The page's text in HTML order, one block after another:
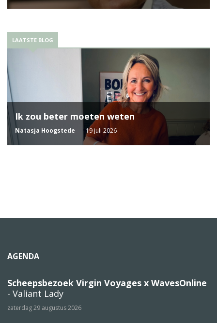
LAATSTE BLOG
Ik zou beter moeten weten
Natasja Hoogstede 19 juli 2026
AGENDA
Scheepsbezoek Virgin Voyages x WavesOnline
- Valiant Lady
zaterdag 29 augustus 2026